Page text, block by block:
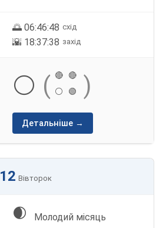
🌅 06:46:48 схід
🌇 18:37:38 захід
⚪ ( 🔴
🔴
⚪
🟢 )
Детальніше →
12 Вівторок
🌒 Молодий місяць